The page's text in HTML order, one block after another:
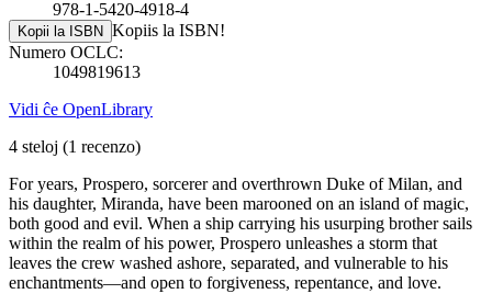
978-1-5420-4918-4
Kopii la ISBN Kopiis la ISBN!
Numero OCLC:
1049819613
Vidi ĉe OpenLibrary
4 steloj (1 recenzo)
For years, Prospero, sorcerer and overthrown Duke of Milan, and
his daughter, Miranda, have been marooned on an island of magic,
both good and evil. When a ship carrying his usurping brother sails
within the realm of his power, Prospero unleashes a storm that
leaves the crew washed ashore, separated, and vulnerable to his
enchantments—and open to forgiveness, repentance, and love.